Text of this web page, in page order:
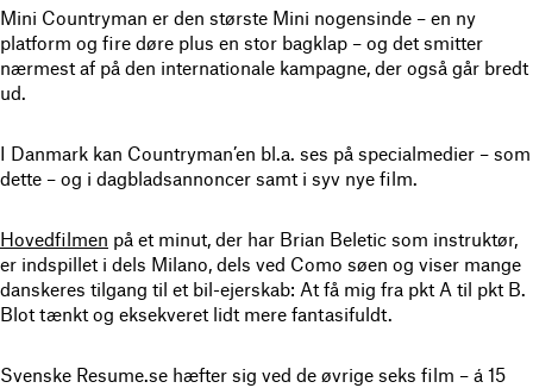
Mini Countryman er den største Mini nogensinde – en ny
platform og fire døre plus en stor bagklap – og det smitter
nærmest af på den internationale kampagne, der også går bredt
ud.
I Danmark kan Countryman’en bl.a. ses på specialmedier – som
dette – og i dagbladsannoncer samt i syv nye film.
Hovedfilmen på et minut, der har Brian Beletic som instruktør,
er indspillet i dels Milano, dels ved Como søen og viser mange
danskeres tilgang til et bil-ejerskab: At få mig fra pkt A til pkt B.
Blot tænkt og eksekveret lidt mere fantasifuldt.
Svenske Resume.se hæfter sig ved de øvrige seks film – á 15